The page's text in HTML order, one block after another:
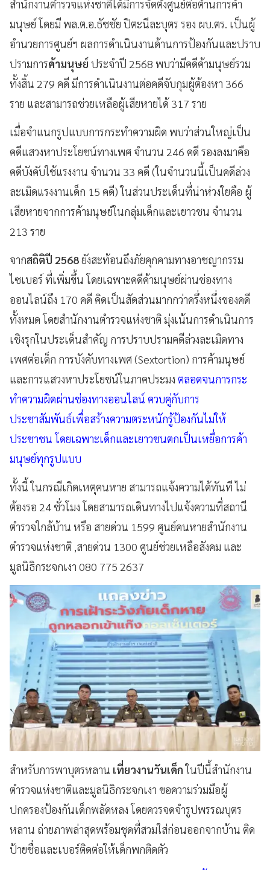
สำนักงานตำรวจแห่งชาติได้มีการจัดตั้งศูนย์ต่อต้านการค้า
มนุษย์ โดยมี พล.ต.อ.ธัชชัย ปิตะนีละบุตร รอง ผบ.ตร. เป็นผู้
อำนวยการศูนย์ฯ ผลการดำเนินงานด้านการป้องกันและปราบ
ปรามการค้ามนุษย์ ประจำปี 2568 พบว่ามีคดีค้ามนุษย์รวม
ทั้งสิ้น 279 คดี มีการดำเนินงานต่อคดีจับกุมผู้ต้องหา 366
ราย และสามารถช่วยเหลือผู้เสียหายได้ 317 ราย
เมื่อจำแนกรูปแบบการกระทำความผิด พบว่าส่วนใหญ่เป็น
คดีแสวงหาประโยชน์ทางเพศ จำนวน 246 คดี รองลงมาคือ
คดีบังคับใช้แรงงาน จำนวน 33 คดี (ในจำนวนนี้เป็นคดีล่วง
ละเมิดแรงงานเด็ก 15 คดี) ในส่วนประเด็นที่น่าห่วงใยคือ ผู้
เสียหายจากการค้ามนุษย์ในกลุ่มเด็กและเยาวชน จำนวน
213 ราย
จากสถิติปี 2568ยังสะท้อนถึงภัยคุกคามทางอาชญากรรม
ไซเบอร์ ที่เพิ่มขึ้น โดยเฉพาะคดีค้ามนุษย์ผ่านช่องทาง
ออนไลน์ถึง 170 คดี คิดเป็นสัดส่วนมากกว่าครึ่งหนึ่งของคดี
ทั้งหมด โดยสำนักงานตำรวจแห่งชาติ มุ่งเน้นการดำเนินการ
เชิงรุกในประเด็นสำคัญ การปราบปรามคดีล่วงละเมิดทาง
เพศต่อเด็ก การบังคับทางเพศ (Sextortion) การค้ามนุษย์
และการแสวงหาประโยชน์ในภาคประมง ตลอดจนการกระ
ทำความผิดผ่านช่องทางออนไลน์ ควบคู่กับการ
ประชาสัมพันธ์เพื่อสร้างความตระหนักรู้ป้องกันไม่ให้
ประชาชน โดยเฉพาะเด็กและเยาวชนตกเป็นเหยื่อการค้า
มนุษย์ทุกรูปแบบ
ทั้งนี้ ในกรณีเกิดเหตุคนหาย สามารถแจ้งความได้ทันที ไม่
ต้องรอ 24 ชั่วโมง โดยสามารถเดินทางไปแจ้งความที่สถานี
ตำรวจใกล้บ้าน หรือ สายด่วน 1599 ศูนย์คนหายสำนักงาน
ตำรวจแห่งชาติ ,สายด่วน 1300 ศูนย์ช่วยเหลือสังคม และ
มูลนิธิกระจกเงา 080 775 2637
สำหรับการพาบุตรหลาน เที่ยวงานวันเด็กในปีนี้สำนักงาน
ตำรวจแห่งชาติและมูลนิธิกระจกเงา ขอความร่วมมือผู้
ปกครองป้องกันเด็กพลัดหลง โดยควรจดจำรูปพรรณบุตร
หลาน ถ่ายภาพล่าสุดพร้อมชุดที่สวมใส่ก่อนออกจากบ้าน ติด
ป้ายชื่อและเบอร์ติดต่อให้เด็กพกติดตัว